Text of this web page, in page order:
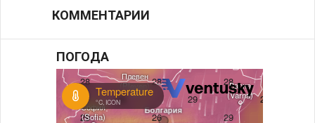
КОММЕНТАРИИ
ПОГОДА